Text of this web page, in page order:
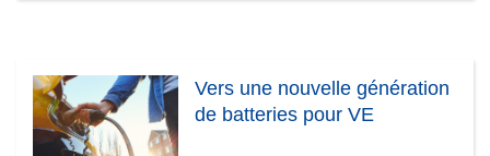
Vers une nouvelle génération
de batteries pour VE